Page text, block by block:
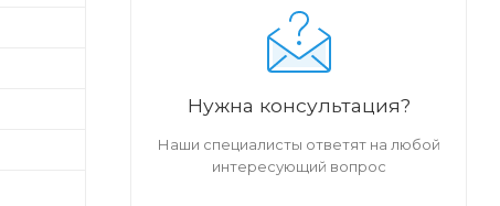
Нужна консультация?
Наши специалисты ответят на любой
интересующий вопрос